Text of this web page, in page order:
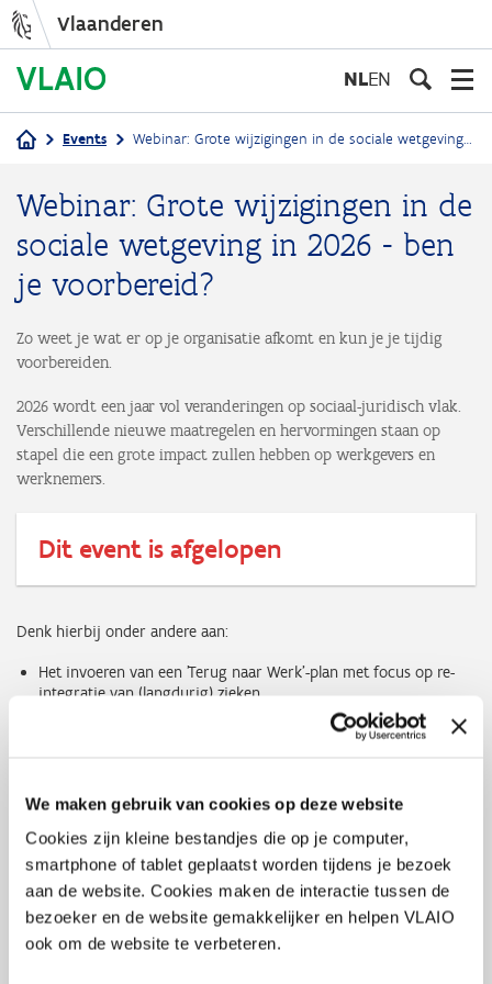
We maken gebruik van cookies op deze website
Cookies zijn kleine bestandjes die op je computer,
smartphone of tablet geplaatst worden tijdens je bezoek
aan de website. Cookies maken de interactie tussen de
bezoeker en de website gemakkelijker en helpen VLAIO
ook om de website te verbeteren.
inhoud
Vlaanderen
NLEN
Events Webinar: Grote wijzigingen in de sociale wetgeving in 2026 - ben je voorbereid?
Webinar: Grote wijzigingen in de
sociale wetgeving in 2026 - ben
je voorbereid?
Zo weet je wat er op je organisatie afkomt en kun je je tijdig
voorbereiden.
2026 wordt een jaar vol veranderingen op sociaal-juridisch vlak.
Verschillende nieuwe maatregelen en hervormingen staan op
stapel die een grote impact zullen hebben op werkgevers en
werknemers.
Dit event is afgelopen
Denk hierbij onder andere aan:
Het invoeren van een 'Terug naar Werk'-plan met focus op re-
integratie van (langdurig) zieken
De verplichting om een mobiliteitsbudget aan te bieden aan
Flexijobs die opengesteld worden voor alle sectoren
Verhoging van maaltijdcheques in tijden van een 0% loonnorm
Nieuwe flexibele arbeidsduursystemen
Opgelet: dit webinar geeft een globaal overzicht en vervangt geen
diepgaande opleiding of juridisch advies. Het doel is om je tijdig te
waarschuwen en te inspireren om proactief aan de slag te gaan.